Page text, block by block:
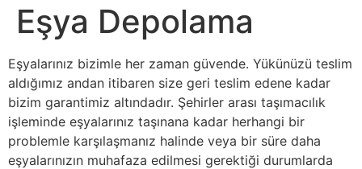
Eşya Depolama
Eşyalarınız bizimle her zaman güvende. Yükünüzü teslim
aldığımız andan itibaren size geri teslim edene kadar
bizim garantimiz altındadır. Şehirler arası taşımacılık
işleminde eşyalarınız taşınana kadar herhangi bir
problemle karşılaşmanız halinde veya bir süre daha
eşyalarınızın muhafaza edilmesi gerektiği durumlarda